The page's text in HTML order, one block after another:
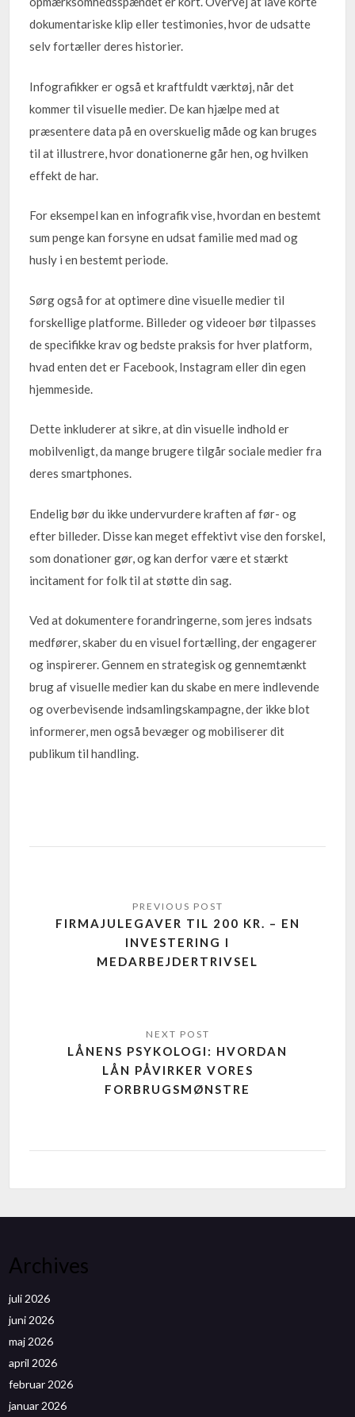
dokumentariske klip eller testimonies, hvor de udsatte
selv fortæller deres historier.
Infografikker er også et kraftfuldt værktøj, når det
kommer til visuelle medier. De kan hjælpe med at
præsentere data på en overskuelig måde og kan bruges
til at illustrere, hvor donationerne går hen, og hvilken
effekt de har.
For eksempel kan en infografik vise, hvordan en bestemt
sum penge kan forsyne en udsat familie med mad og
husly i en bestemt periode.
Sørg også for at optimere dine visuelle medier til
forskellige platforme. Billeder og videoer bør tilpasses
de specifikke krav og bedste praksis for hver platform,
hvad enten det er Facebook, Instagram eller din egen
hjemmeside.
Dette inkluderer at sikre, at din visuelle indhold er
mobilvenligt, da mange brugere tilgår sociale medier fra
deres smartphones.
Endelig bør du ikke undervurdere kraften af før- og
efter billeder. Disse kan meget effektivt vise den forskel,
som donationer gør, og kan derfor være et stærkt
incitament for folk til at støtte din sag.
Ved at dokumentere forandringerne, som jeres indsats
medfører, skaber du en visuel fortælling, der engagerer
og inspirerer. Gennem en strategisk og gennemtænkt
brug af visuelle medier kan du skabe en mere indlevende
og overbevisende indsamlingskampagne, der ikke blot
informerer, men også bevæger og mobiliserer dit
publikum til handling.
FIRMAJULEGAVER TIL 200 KR. – EN
INVESTERING I
MEDARBEJDERTRIVSEL
LÅNENS PSYKOLOGI: HVORDAN
LÅN PÅVIRKER VORES
FORBRUGSMØNSTRE
Archives
juli 2026
juni 2026
maj 2026
april 2026
februar 2026
januar 2026